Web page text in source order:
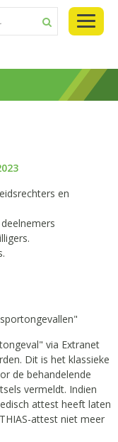
en
via Extranet
Dit is het klassieke
de behandelende
vermeldt. Indien
attest heeft laten
attest niet meer